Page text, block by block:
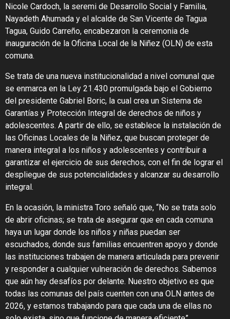
Nicole Cardoch, la seremi de Desarrollo Social y Familia,
Nayadeth Ahumada y el alcalde de San Vicente de Tagua
Tagua, Guido Carreño, encabezaron la ceremonia de
inauguración de la Oficina Local de la Niñez (OLN) de esta
comuna.
Se trata de una nueva institucionalidad a nivel comunal que
se enmarca en la Ley 21.430 promulgada bajo el Gobierno
del presidente Gabriel Boric, la cual crea un Sistema de
Garantías y Protección Integral de derechos de niños y
adolescentes. A partir de ello, se establece la instalación de
las Oficinas Locales de la Niñez, que buscan proteger de
manera integral a los niños y adolescentes y contribuir a
garantizar el ejercicio de sus derechos, con el fin de lograr el
despliegue de sus potencialidades y alcanzar su desarrollo
integral.
En la ocasión, la ministra Toro señaló que, “No se trata solo
de abrir oficinas; se trata de asegurar que en cada comuna
haya un lugar donde los niños y niñas puedan ser
escuchados, donde sus familias encuentren apoyo y donde
las instituciones trabajen de manera articulada para prevenir
y responder a cualquier vulneración de derechos. Sabemos
que aún hay desafíos por delante. Nuestro objetivo es que
todas las comunas del país cuenten con una OLN antes de
2026, y estamos trabajando para que cada una de ellas no